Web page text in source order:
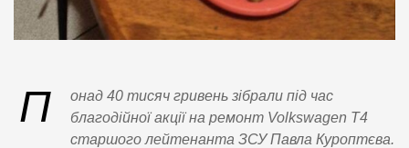
П
онад 40 тисяч гривень зібрали під час
благодійної акції на ремонт Volkswagen Т4
старшого лейтенанта ЗСУ Павла Куроптєва.